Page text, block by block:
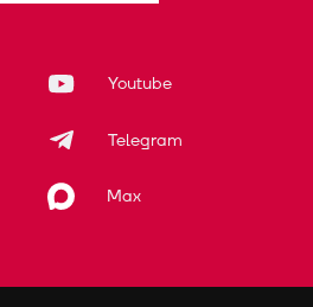
Youtube
Telegram
Max